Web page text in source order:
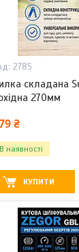
2785
складана
270мм
₴
В наявності
КУПИТИ